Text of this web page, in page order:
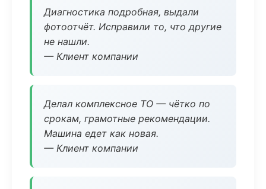
Диагностика подробная, выдали
фотоотчёт. Исправили то, что другие
не нашли.
— Клиент компании
Делал комплексное ТО — чётко по
срокам, грамотные рекомендации.
Машина едет как новая.
— Клиент компании